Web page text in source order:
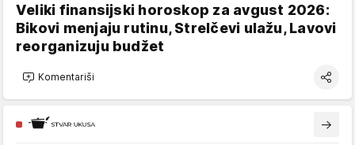
Veliki finansijski horoskop za avgust 2026:
Bikovi menjaju rutinu, Strelčevi ulažu, Lavovi
reorganizuju budžet
Komentariši